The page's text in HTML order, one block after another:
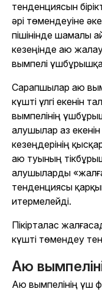
тенденциясын
әрі төмендеуіне
пішінінде шамалы
кезеңінде аю
вымпелі
Сарапшылар аю
күшті үлгі екенін
вымпелінің
алушылар аз
кезеңдерінің
аю туының
алушыларды
тенденциясы
итермелейді.
Пікірталас
күшті төмендеу
Аю
Аю вымпелінің үш